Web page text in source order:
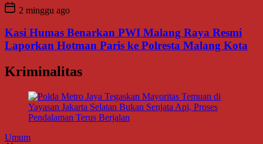
2 minggu ago
Kasi Humas Benarkan PWI Malang Raya Resmi
Laporkan Hotman Paris ke Polresta Malang Kota
Kriminalitas
Umum